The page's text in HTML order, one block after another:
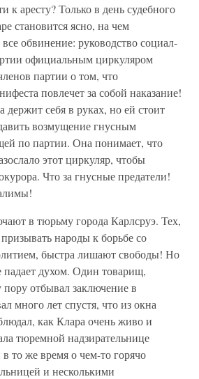
к аресту? Только в день судебного
становится ясно, на чем
обвинение: руководство социал-
официальным циркуляром
партии о том, что
повлечет за собой наказание!
держит себя в руках, но ей стоит
возмущение гнусным
по партии. Она понимает, что
этот циркуляр, чтобы
Что за гнусные предатели!
в тюрьму города Карлсруэ. Тех,
народы к борьбе со
быстра лишают свободы! Но
духом. Один товарищ,
пору отбывал заключение в
много лет спустя, что из окна
как Клара очень живо и
тюремной надзирательнице
в то же время о чем-то горячо
и несколькими